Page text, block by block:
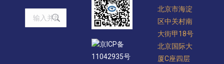
Search:
京ICP备
11042935号
北京市海淀
区中关村南
大街甲18号
北京国际大
厦C座四层